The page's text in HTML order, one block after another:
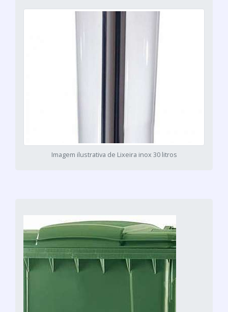
Imagem ilustrativa de Lixeira inox 30 litros